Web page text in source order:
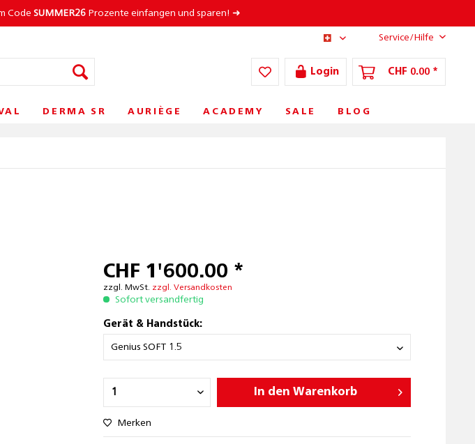
Code SUMMER26 Prozente einfangen und sparen! ➜
CH/DE Service/Hilfe
Login CHF 0.00 *
DERMA SR AURIÈGE ACADEMY SALE BLOG
CHF 1'600.00 *
zzgl. MwSt. zzgl. Versandkosten
Sofort versandfertig
Gerät & Handstück:
In den Warenkorb
Merken